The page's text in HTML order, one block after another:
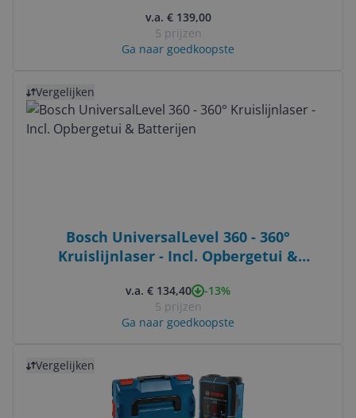
v.a. € 139,00
5 prijzen
Ga naar goedkoopste
Vergelijken
Bosch UniversalLevel 360 - 360°
Kruislijnlaser - Incl. Opbergetui &
v.a. € 134,40
-13%
5 prijzen
Ga naar goedkoopste
Vergelijken